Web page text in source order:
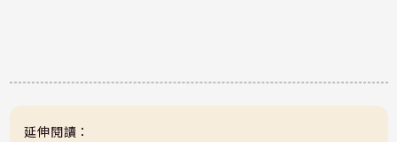
延伸閱讀：